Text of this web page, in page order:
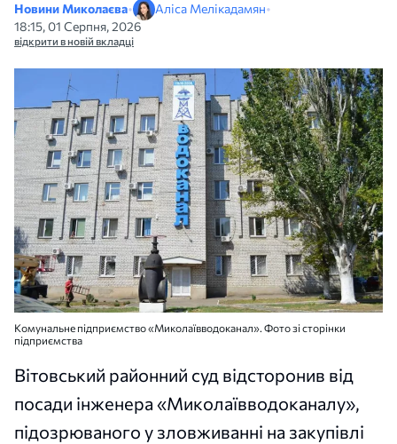
Новини Миколаєва• Аліса Мелікадамян•
18:15, 01 Серпня, 2026
відкрити в новій вкладці
Комунальне підприємство «Миколаївводоканал». Фото зі сторінки
підприємства
Вітовський районний суд відсторонив від
посади інженера «Миколаївводоканалу»,
підозрюваного у зловживанні на закупівлі